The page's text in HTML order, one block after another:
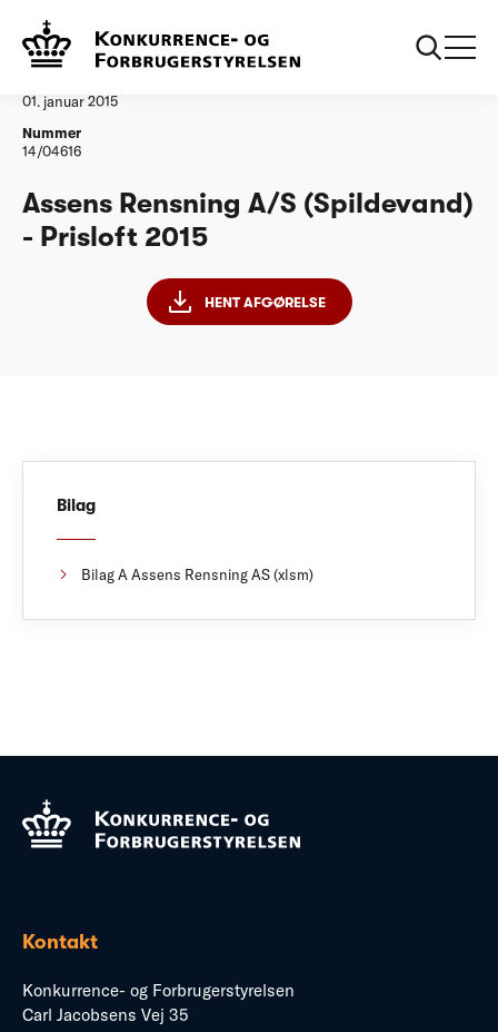
Vandtilsyn
01. januar 2015
Nummer
14/04616
Assens Rensning A/S (Spildevand)
- Prisloft 2015
HENT AFGØRELSE
Bilag
Bilag A Assens Rensning AS (xlsm)
Kontakt
Konkurrence- og Forbrugerstyrelsen
Carl Jacobsens Vej 35